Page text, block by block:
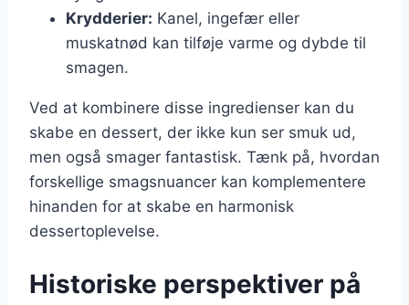
Krydderier: Kanel, ingefær eller
muskatnød kan tilføje varme og dybde til
smagen.
Ved at kombinere disse ingredienser kan du
skabe en dessert, der ikke kun ser smuk ud,
men også smager fantastisk. Tænk på, hvordan
forskellige smagsnuancer kan komplementere
hinanden for at skabe en harmonisk
dessertoplevelse.
Historiske perspektiver på